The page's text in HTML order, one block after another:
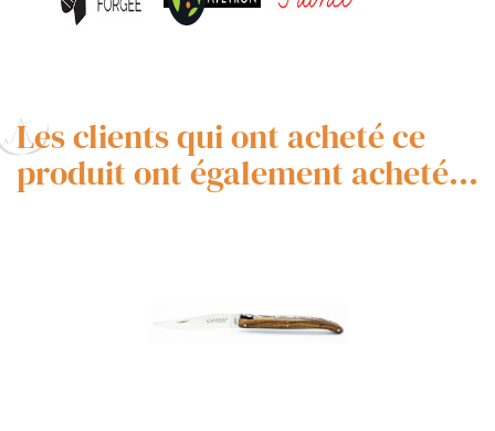
Les clients qui ont acheté ce
produit ont également acheté...